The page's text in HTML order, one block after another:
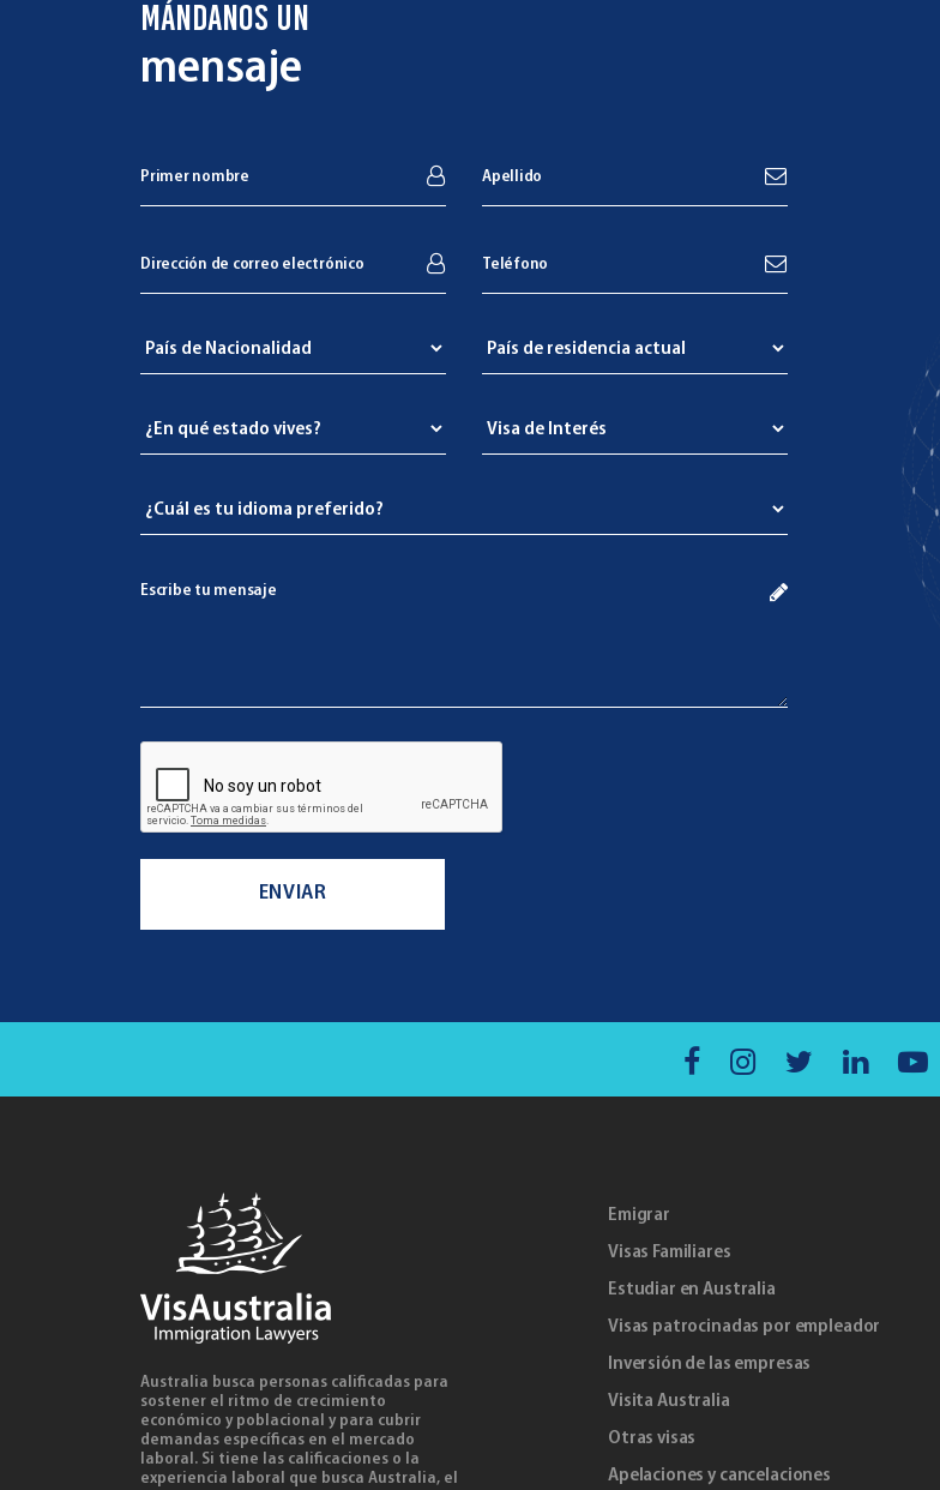
MÁNDANOS UN
mensaje
Australia busca personas calificadas para
sostener el ritmo de crecimiento
económico y poblacional y para cubrir
demandas específicas en el mercado
laboral. Si tiene las calificaciones o la
experiencia laboral que busca Australia, el
Emigrar
Visas Familiares
Estudiar en Australia
Visas patrocinadas por empleador
Inversión de las empresas
Visita Australia
Otras visas
Apelaciones y cancelaciones